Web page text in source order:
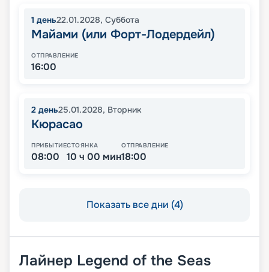
1 день22.01.2028, Суббота
Майами (или Форт-Лодердейл)
ОТПРАВЛЕНИЕ
16:00
2 день25.01.2028, Вторник
Кюрасао
ПРИБЫТИЕ
08:00
СТОЯНКА
10 ч 00 мин
ОТПРАВЛЕНИЕ
18:00
Показать все дни (4)
Лайнер Legend of the Seas